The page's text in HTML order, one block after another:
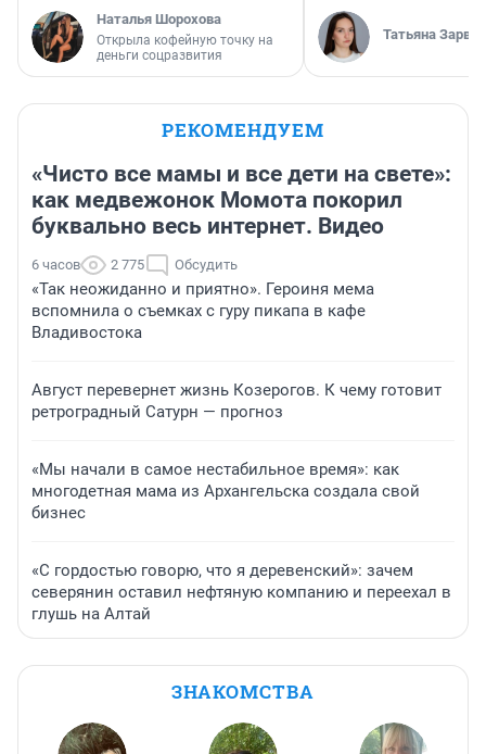
Наталья Шорохова
Открыла кофейную точку на
деньги соцразвития
Татьяна Зарва
РЕКОМЕНДУЕМ
«Чисто все мамы и все дети на свете»:
как медвежонок Момота покорил
буквально весь интернет. Видео
6 часов 2 775 Обсудить
«Так неожиданно и приятно». Героиня мема
вспомнила о съемках с гуру пикапа в кафе
Владивостока
Август перевернет жизнь Козерогов. К чему готовит
ретроградный Сатурн — прогноз
«Мы начали в самое нестабильное время»: как
многодетная мама из Архангельска создала свой
бизнес
«С гордостью говорю, что я деревенский»: зачем
северянин оставил нефтяную компанию и переехал в
глушь на Алтай
ЗНАКОМСТВА